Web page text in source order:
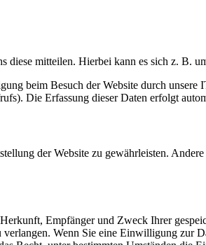
diese mitteilen. Hierbei kann es sich z. B.
beim Besuch der Website durch unsere
Die Erfassung dieser Daten erfolgt
der Website zu gewährleisten.
Empfänger und Zweck Ihrer
Wenn Sie eine Einwilligung zur